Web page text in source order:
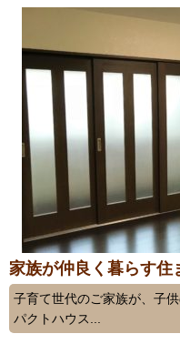
家族が仲良く暮らす住
子育て世代のご家族が、子
パクトハウス...